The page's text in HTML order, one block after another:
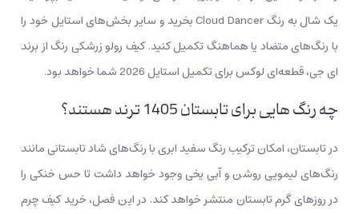
یک شال به رنگ Cloud Dancer بخرید و سایر بخش‌های استایل خود را
با رنگ‌های متضاد یا هماهنگ تکمیل کنید. کیف رولو زرشکی رنگ از برند
ای جی، قطعه‌ای لوکس برای تکمیل استایل 2026 شما خواهد بود.
چه رنگ هایی برای تابستان 1405 ترند هستند؟
در تابستان، امکان ترکیب رنگ سفید ابری با رنگ‌های شاد تابستانی مانند
رنگ‌های لیمویی روشن و آبی یخی وجود خواهد داشت تا حس خنکی را
در روزهای گرم تابستان منتشر خواهد کند. در این فصل، خرید کیف چرم